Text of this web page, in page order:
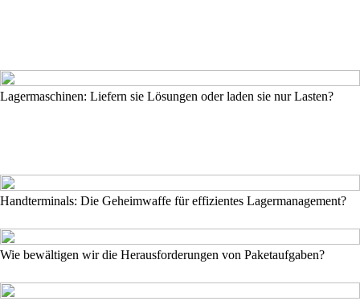
Lagermaschinen: Liefern sie Lösungen oder laden sie nur Lasten?
Handterminals: Die Geheimwaffe für effizientes Lagermanagement?
Wie bewältigen wir die Herausforderungen von Paketaufgaben?